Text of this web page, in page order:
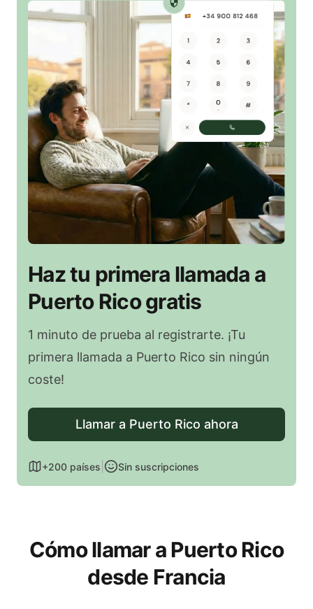
Haz tu primera llamada a
Puerto Rico gratis
1 minuto de prueba al registrarte. ¡Tu
primera llamada a Puerto Rico sin ningún
coste!
Llamar a Puerto Rico ahora
+200 países Sin suscripciones
Cómo llamar a Puerto Rico
desde Francia